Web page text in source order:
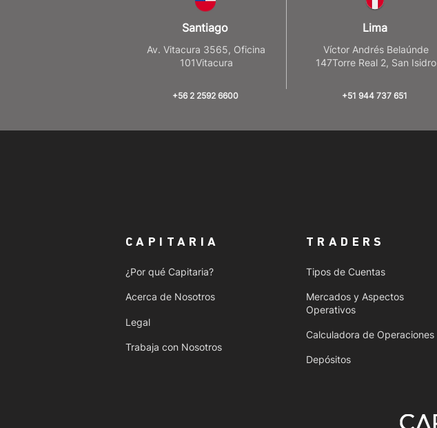
Santiago
Av. Vitacura 3565, Oficina
101Vitacura
+56 2 2592 6600
Lima
Víctor Andrés Belaúnde
147Torre Real 2, San Isidro
+51 944 737 651
CAPITARIA
¿Por qué Capitaria?
Acerca de Nosotros
Legal
Trabaja con Nosotros
TRADERS
Tipos de Cuentas
Mercados y Aspectos
Operativos
Calculadora de Operaciones
Depósitos